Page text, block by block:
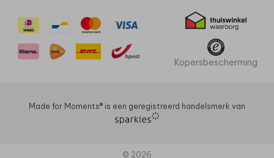
Kopersbescherming
Made for Moments®️ is een geregistreerd handelsmerk van
© 2026